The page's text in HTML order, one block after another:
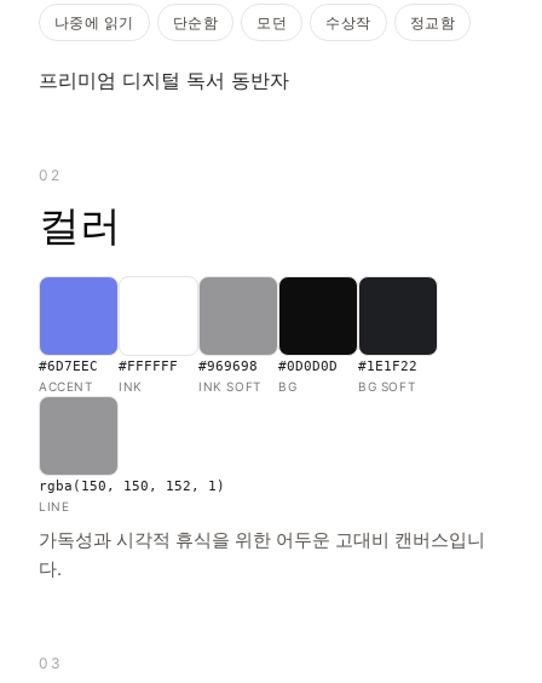
나중에 읽기 단순함 모던 수상작 정교함
프리미엄 디지털 독서 동반자
02
컬러
#6D7EEC
ACCENT
#FFFFFF
INK
#969698
INK SOFT
#0D0D0D
BG
#1E1F22
BG SOFT
rgba(150, 150, 152, 1)
LINE
가독성과 시각적 휴식을 위한 어두운 고대비 캔버스입니
다.
03